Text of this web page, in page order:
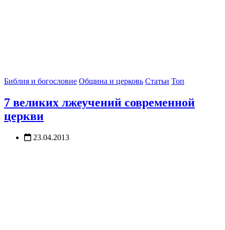
Библия и богословие Община и церковь Статьи Топ
7 великих лжеучений современной
церкви
23.04.2013